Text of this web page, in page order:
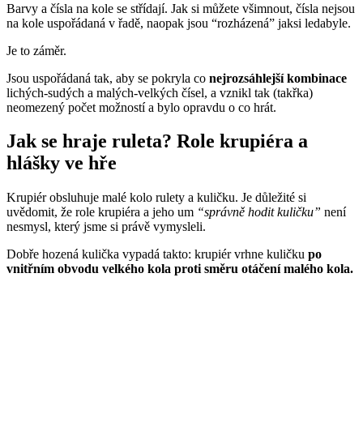
Barvy a čísla na kole se střídají. Jak si můžete všimnout, čísla nejsou
na kole uspořádaná v řadě, naopak jsou “rozházená” jaksi ledabyle.
Je to záměr.
Jsou uspořádaná tak, aby se pokryla co nejrozsáhlejší kombinace
lichých-sudých a malých-velkých čísel, a vznikl tak (takřka)
neomezený počet možností a bylo opravdu o co hrát.
Jak se hraje ruleta? Role krupiéra a
hlášky ve hře
Krupiér obsluhuje malé kolo rulety a kuličku. Je důležité si
uvědomit, že role krupiéra a jeho um “správně hodit kuličku” není
nesmysl, který jsme si právě vymysleli.
Dobře hozená kulička vypadá takto: krupiér vrhne kuličku po
vnitřním obvodu velkého kola proti směru otáčení malého kola.